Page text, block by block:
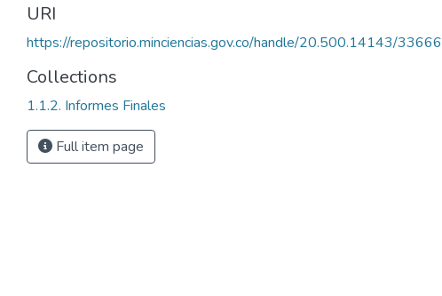
URI
https://repositorio.minciencias.gov.co/handle/20.500.14143/33666
Collections
1.1.2. Informes Finales
Full item page